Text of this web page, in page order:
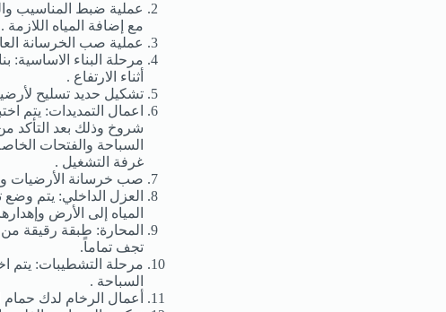
عملية ضبط المناسيب
مع إضافة المياه اللازمة .
عملية صب الخرسانة
مرحلة البناء
أثناء الارتفاع .
تشكيل حديد تسليح
اعمال التمديدات: يتم
شروخ وذلك بعد التأكد
السباحة والفتحات
غرفة التشغيل .
صب خرسانة الأرضيات
العزل الداخلي: يتم
المياه إلى الأرض
المحارة: طبقة رقيقة
تجف تماماً.
مرحلة التشطيبات: يتم
السباحة .
أعمال الرخام لدك